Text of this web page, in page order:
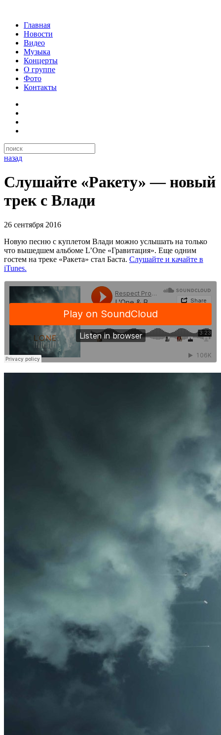
Главная
Новости
Видео
Музыка
Концерты
О группе
Фото
Контакты
назад
Слушайте «Ракету» — новый
трек с Влади
26 сентября 2016
Новую песню с куплетом Влади можно услышать на только
что вышедшем альбоме L’One «Гравитация». Еще одним
гостем на треке «Ракета» стал Баста. Слушайте и качайте в
iTunes.